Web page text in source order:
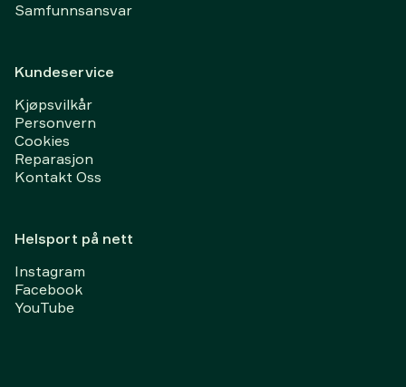
Samfunnsansvar
Kundeservice
Kjøpsvilkår
Personvern
Cookies
Reparasjon
Kontakt Oss
Helsport på nett
Instagram
Facebook
YouTube